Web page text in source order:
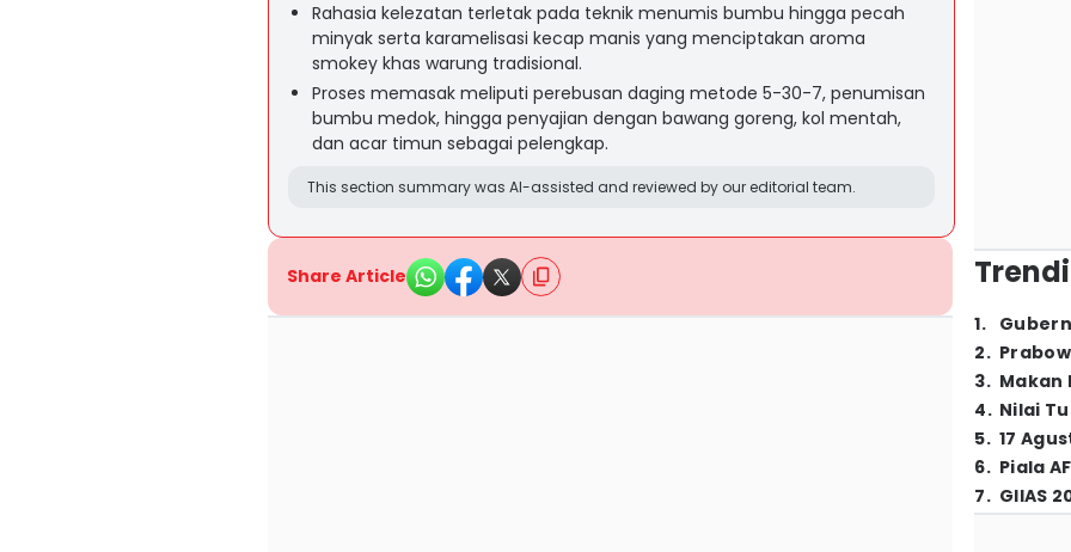
Rahasia kelezatan terletak pada teknik menumis bumbu hingga pecah
minyak serta karamelisasi kecap manis yang menciptakan aroma
smokey khas warung tradisional.
Proses memasak meliputi perebusan daging metode 5-30-7, penumisan
bumbu medok, hingga penyajian dengan bawang goreng, kol mentah,
dan acar timun sebagai pelengkap.
This section summary was AI-assisted and reviewed by our editorial team.
Share Article
1.
2.
3. Makan
4. Nilai
5. 17
6. Piala
7. GIIAS